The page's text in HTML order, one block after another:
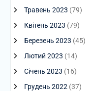
Травень 2023 (79)
Квітень 2023 (79)
Березень 2023 (45)
Лютий 2023 (14)
Січень 2023 (16)
Грудень 2022 (37)